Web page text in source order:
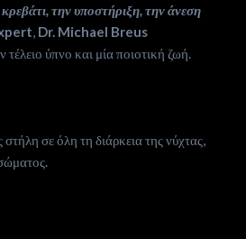
την υποστήριξη, την άνεση
, Dr. Michael Breus
τέλειο ύπνο και μία ποιοτική ζωή.
σε όλη τη διάρκεια της νύχτας,